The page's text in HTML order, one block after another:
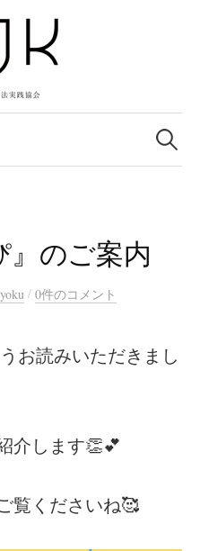
検
索:
』のご案内
/ 0件のコメント
お読みいただきまし
介します👏💕
覧くださいね🥰